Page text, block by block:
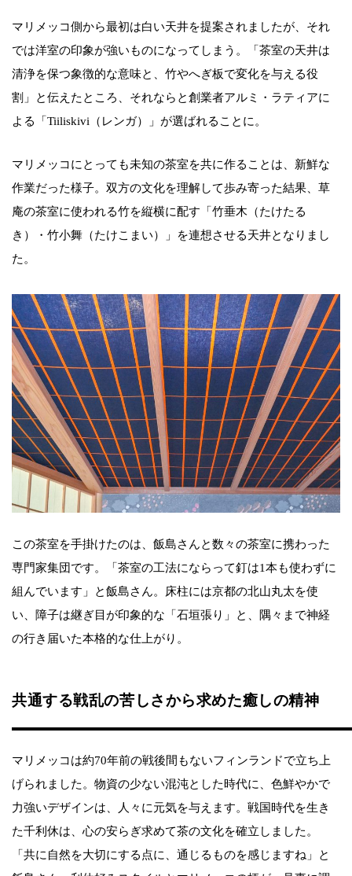
マリメッコ側から最初は白い天井を提案されましたが、それ
では洋室の印象が強いものになってしまう。「茶室の天井は
清浄を保つ象徴的な意味と、竹やへぎ板で変化を与える役
割」と伝えたところ、それならと創業者アルミ・ラティアに
よる「Tiiliskivi（レンガ）」が選ばれることに。
マリメッコにとっても未知の茶室を共に作ることは、新鮮な
作業だった様子。双方の文化を理解して歩み寄った結果、草
庵の茶室に使われる竹を縦横に配す「竹垂木（たけたる
き）・竹小舞（たけこまい）」を連想させる天井となりまし
た。
この茶室を手掛けたのは、飯島さんと数々の茶室に携わった
専門家集団です。「茶室の工法にならって釘は1本も使わずに
組んでいます」と飯島さん。床柱には京都の北山丸太を使
い、障子は継ぎ目が印象的な「石垣張り」と、隅々まで神経
の行き届いた本格的な仕上がり。
共通する戦乱の苦しさから求めた癒しの精神
マリメッコは約70年前の戦後間もないフィンランドで立ち上
げられました。物資の少ない混沌とした時代に、色鮮やかで
力強いデザインは、人々に元気を与えます。戦国時代を生き
た千利休は、心の安らぎ求めて茶の文化を確立しました。
「共に自然を大切にする点に、通じるものを感じますね」と